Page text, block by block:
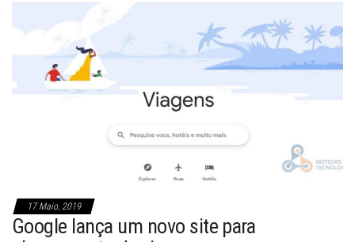
17 Maio, 2019
Google lança um novo site para